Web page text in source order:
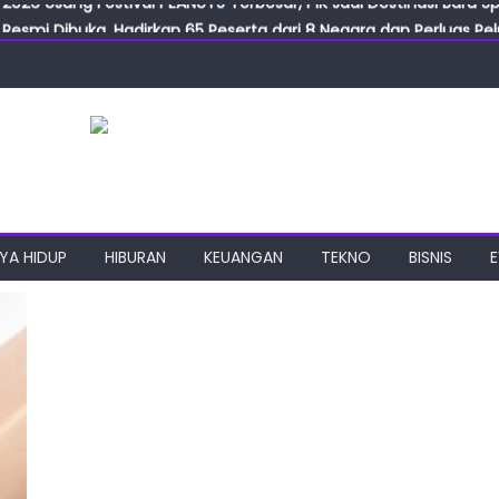
Dibuka, Hadirkan 65 Peserta dari 8 Negara dan Perluas
Usung Festival PEANUTS Terbesar, PIK Jadi Destinasi Baru
HIDUP HIBURAN KEUANGAN TEKNO BISNIS